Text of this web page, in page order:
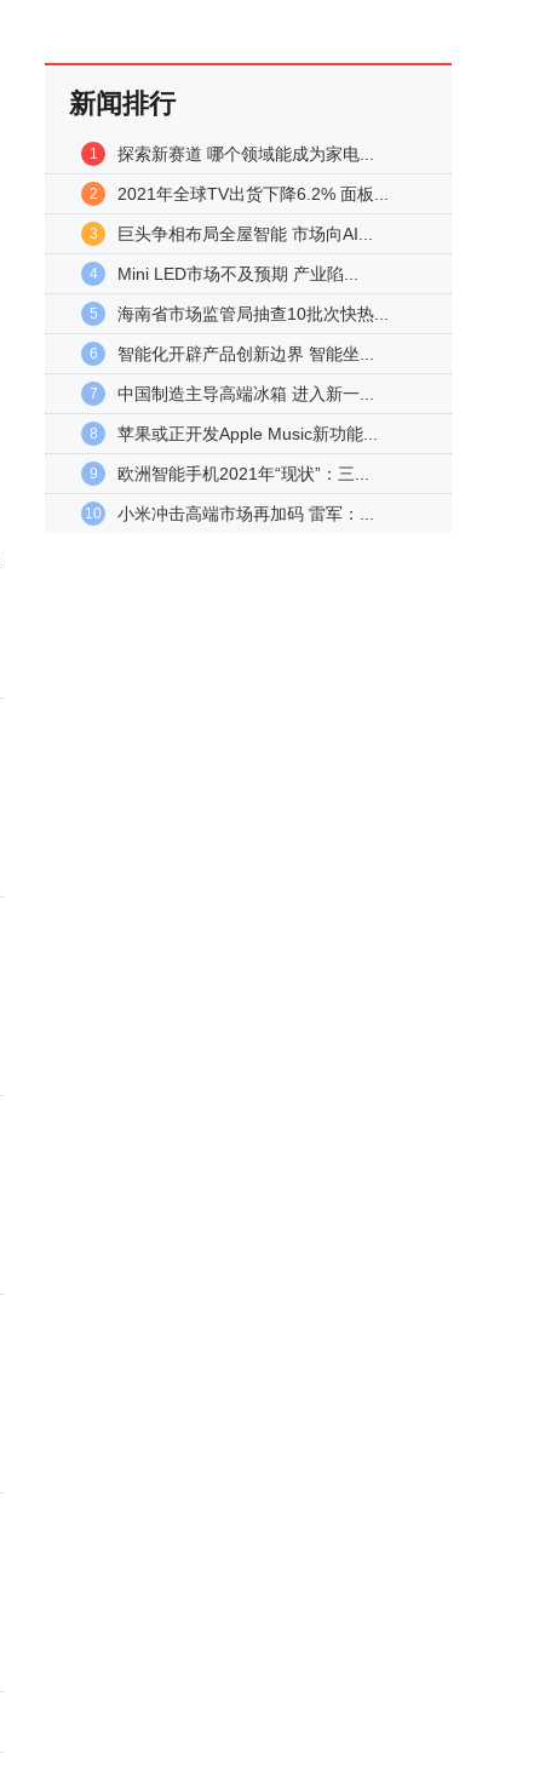
新闻排行
1 探索新赛道 哪个领域能成为家电...
2 2021年全球TV出货下降6.2% 面板...
3 巨头争相布局全屋智能 市场向AI...
4 Mini LED市场不及预期 产业陷...
5 海南省市场监管局抽查10批次快热...
6 智能化开辟产品创新边界 智能坐...
7 中国制造主导高端冰箱 进入新一...
8 苹果或正开发Apple Music新功能...
9 欧洲智能手机2021年“现状”：三...
10 小米冲击高端市场再加码 雷军：...